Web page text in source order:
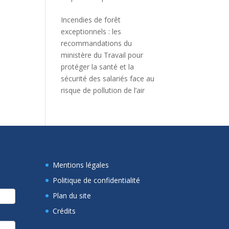
Incendies de forêt
exceptionnels : les
recommandations du
ministère du Travail pour
protéger la santé et la
sécurité des salariés face au
risque de pollution de l’air
Mentions légales
Politique de confidentialité
Plan du site
Crédits